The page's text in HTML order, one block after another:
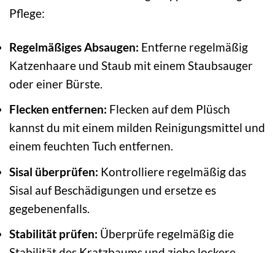
Pflege:
Regelmäßiges Absaugen: Entferne regelmäßig
Katzenhaare und Staub mit einem Staubsauger
oder einer Bürste.
Flecken entfernen: Flecken auf dem Plüsch
kannst du mit einem milden Reinigungsmittel und
einem feuchten Tuch entfernen.
Sisal überprüfen: Kontrolliere regelmäßig das
Sisal auf Beschädigungen und ersetze es
gegebenenfalls.
Stabilität prüfen: Überprüfe regelmäßig die